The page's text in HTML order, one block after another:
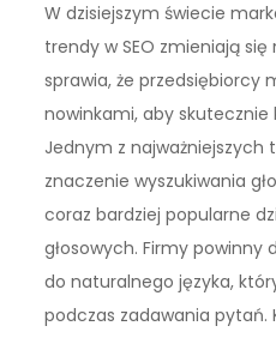
W dzisiejszym świecie
trendy w SEO zmieniają się
sprawia, że przedsiębiorcy
nowinkami, aby skutecznie
Jednym z najważniejszych
znaczenie wyszukiwania
coraz bardziej popularne
głosowych. Firmy powinny
do naturalnego języka,
podczas zadawania